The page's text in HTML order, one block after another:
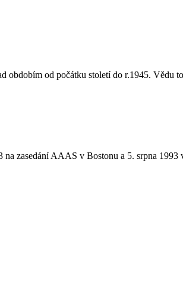
obdobím od počátku století do r.1945. Vědu
na zasedání AAAS v Bostonu a 5. srpna